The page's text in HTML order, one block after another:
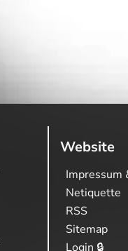
Website
Impressum
Netiquette
RSS
Sitemap
Login 🔒